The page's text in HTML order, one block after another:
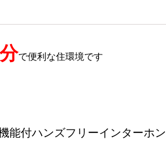
で便利な住環境です
能付ハンズフリーインターホン